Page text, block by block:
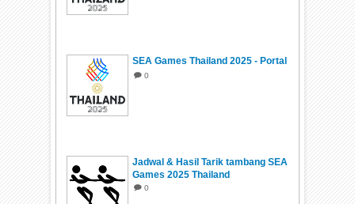
SEA Games Thailand 2025 - Portal
0
Jadwal & Hasil Tarik tambang SEA
Games 2025 Thailand
0